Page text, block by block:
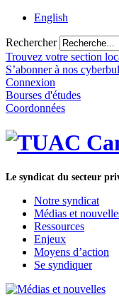
English
Rechercher
Trouvez votre section
S’abonner à nos
Connexion
Bourses d'études
Coordonnées
Le syndicat du secteur
Notre syndicat
Médias et
Ressources
Enjeux
Moyens d’action
Se syndiquer